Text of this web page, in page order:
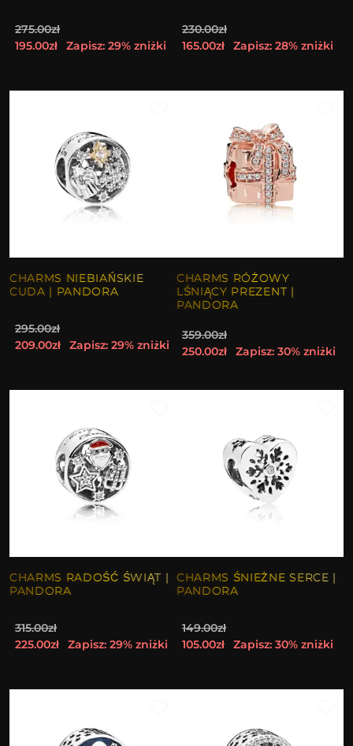
275.00zł
195.00zł
Zapisz: 29% zniżki
230.00zł
165.00zł
Zapisz: 28% zniżki
CHARMS NIEBIAŃSKIE
CUDA | PANDORA
295.00zł
209.00zł
Zapisz: 29% zniżki
CHARMS RÓŻOWY
LŚNIĄCY PREZENT |
PANDORA
359.00zł
250.00zł
Zapisz: 30% zniżki
CHARMS RADOŚĆ ŚWIĄT |
PANDORA
315.00zł
225.00zł
Zapisz: 29% zniżki
CHARMS ŚNIEŻNE SERCE |
PANDORA
149.00zł
105.00zł
Zapisz: 30% zniżki